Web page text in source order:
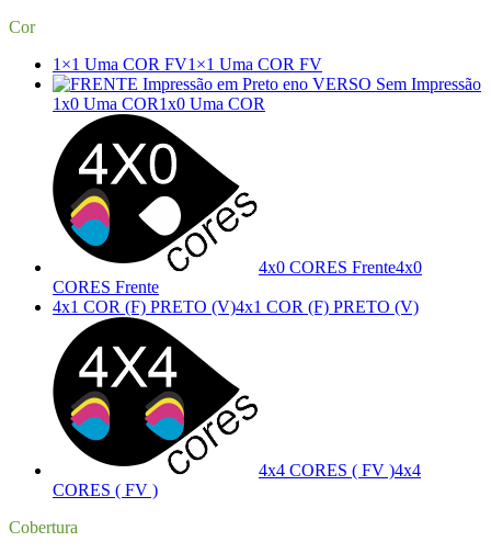
Cor
1×1 Uma COR FV1×1 Uma COR FV
1x0 Uma COR1x0 Uma COR
4x0 CORES Frente4x0
CORES Frente
4x1 COR (F) PRETO (V)4x1 COR (F) PRETO (V)
4x4 CORES ( FV )4x4
CORES ( FV )
Cobertura